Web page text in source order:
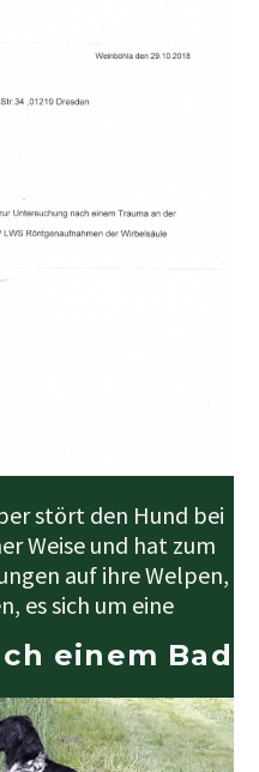
stört den Hund bei
Weise und hat zum
auf ihre Welpen,
es sich um eine
einem Bad